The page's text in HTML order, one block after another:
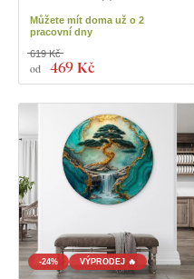
Můžete mít doma už o 2
pracovní dny
od 469 Kč
619 Kč
-24% VÝPRODEJ 🔥